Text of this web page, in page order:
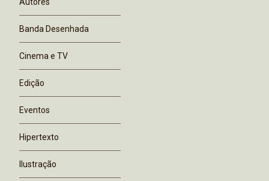
Autores
Banda Desenhada
Cinema e TV
Edição
Eventos
Hipertexto
Ilustração